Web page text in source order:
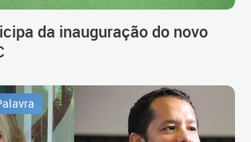
da inauguração do novo